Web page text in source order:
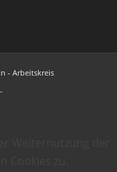
- Arbeitskreis